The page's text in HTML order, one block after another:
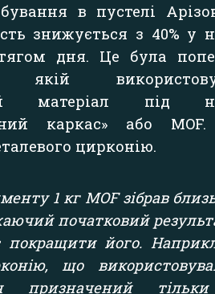
в пустелі
знижується з 40% у
дня. Це була
матеріал під
каркас» або
цирконію.
1 кг MOF зібрав
початковий
покращити його.
що
призначений